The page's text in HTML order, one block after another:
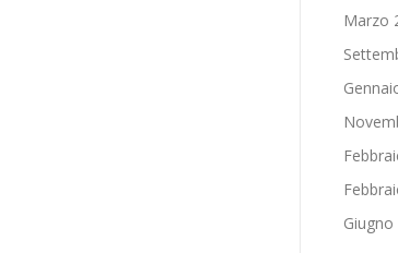
Marzo